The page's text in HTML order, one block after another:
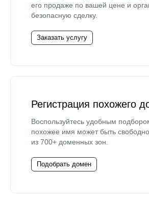
его продаже по вашей цене и
безопасную сделку.
Заказать услугу
Регистрация похожего
Воспользуйтесь удобным
похожее имя может быть
из 700+ доменных зон.
Подобрать домен